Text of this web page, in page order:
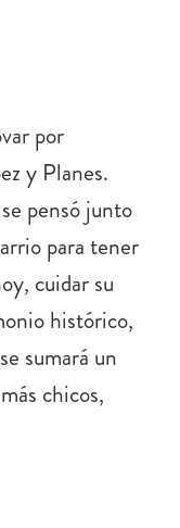
por
y Planes.
pensó junto
para tener
cuidar su
histórico,
sumará un
chicos,